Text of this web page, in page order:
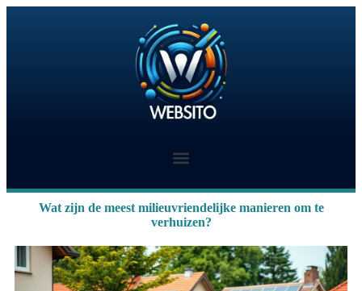
Wat zijn de meest milieuvriendelijke manieren om te
verhuizen?